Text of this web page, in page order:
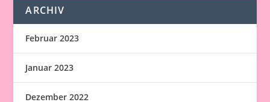
ARCHIV
Februar 2023
Januar 2023
Dezember 2022